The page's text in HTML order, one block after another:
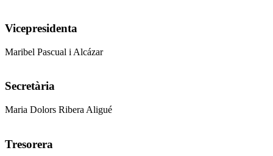
Vicepresidenta
Maribel Pascual i Alcázar
Secretària
Maria Dolors Ribera Aligué
Tresorera